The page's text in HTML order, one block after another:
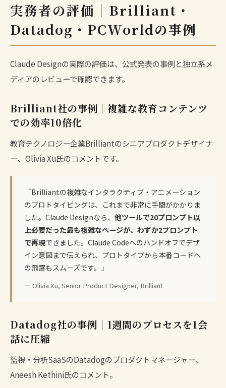
実務者の評価｜Brilliant・
Datadog・PCWorldの事例
Claude Designの実際の評価は、公式発表の事例と独立系メ
ディアのレビューで確認できます。
Brilliant社の事例｜複雑な教育コンテンツ
での効率10倍化
教育テクノロジー企業Brilliantのシニアプロダクトデザイナ
ー、Olivia Xu氏のコメントです。
「Brilliantの複雑なインタラクティブ・アニメーション
のプロトタイピングは、これまで非常に手間がかかりま
した。Claude Designなら、 他ツールで20プロンプト以
上必要だった最も複雑なページが、わずか2プロンプト
で再現できました。Claude Codeへのハンドオフでデザ
イン意図まで伝えられ、プロトタイプから本番コードへ
の飛躍もスムーズです。」
— Olivia Xu, Senior Product Designer, Brilliant
Datadog社の事例｜1週間のプロセスを1会
話に圧縮
監視・分析SaaSのDatadogのプロダクトマネージャー、
Aneesh Kethini氏のコメント。